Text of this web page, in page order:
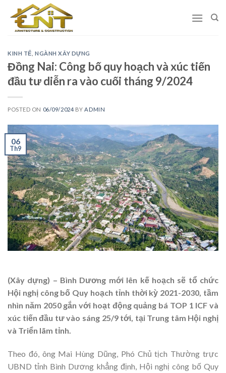
content
KINH TẾ ,NGÀNH XÂY DỰNG
Đồng Nai: Công bố quy hoạch và xúc tiến
đầu tư diễn ra vào cuối tháng 9/2024
POSTED ON 06/09/2024 BY ADMIN
06
Th9
(Xây dựng) – Bình Dương mới lên kế hoạch sẽ tổ chức
Hội nghị công bố Quy hoạch tỉnh thời kỳ 2021-2030, tầm
nhìn năm 2050 gắn với hoạt động quảng bá TOP 1 ICF và
xúc tiến đầu tư vào sáng 25/9 tới, tại Trung tâm Hội nghị
và Triển lãm tỉnh.
Theo đó, ông Mai Hùng Dũng, Phó Chủ tịch Thường trực
UBND tỉnh Bình Dương khẳng định, Hội nghị công bố Quy